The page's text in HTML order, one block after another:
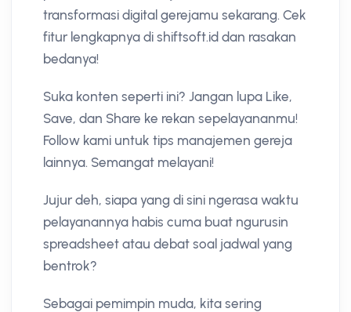
transformasi digital gerejamu sekarang. Cek
fitur lengkapnya di shiftsoft.id dan rasakan
bedanya!
Suka konten seperti ini? Jangan lupa Like,
Save, dan Share ke rekan sepelayananmu!
Follow kami untuk tips manajemen gereja
lainnya. Semangat melayani!
Jujur deh, siapa yang di sini ngerasa waktu
pelayanannya habis cuma buat ngurusin
spreadsheet atau debat soal jadwal yang
bentrok?
Sebagai pemimpin muda, kita sering